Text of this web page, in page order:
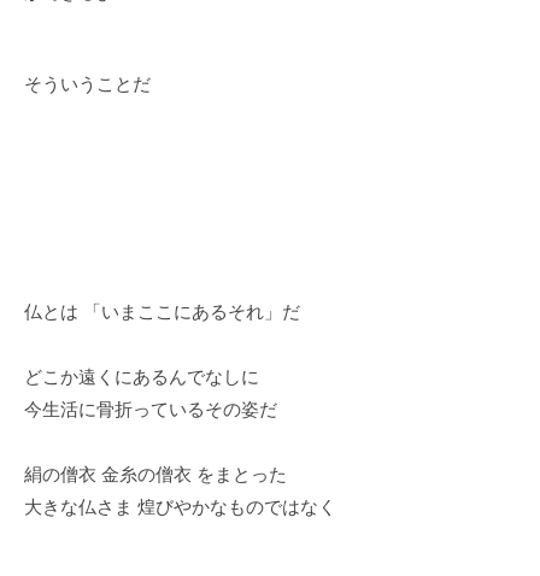
そういうことだ
仏とは 「いまここにあるそれ」だ
どこか遠くにあるんでなしに
今生活に骨折っているその姿だ
絹の僧衣 金糸の僧衣 をまとった
大きな仏さま 煌びやかなものではなく